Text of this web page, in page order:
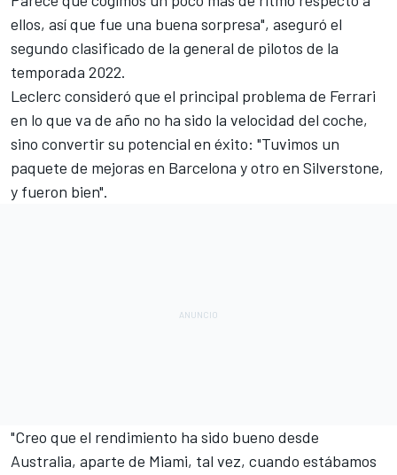
ellos, así que fue una buena sorpresa", aseguró el
segundo clasificado de la general de pilotos de la
temporada 2022.
Leclerc consideró que el principal problema de Ferrari
en lo que va de año no ha sido la velocidad del coche,
sino convertir su potencial en éxito: "Tuvimos un
paquete de mejoras en Barcelona y otro en Silverstone,
y fueron bien".
"Creo que el rendimiento ha sido bueno desde
Australia, aparte de Miami, tal vez, cuando estábamos